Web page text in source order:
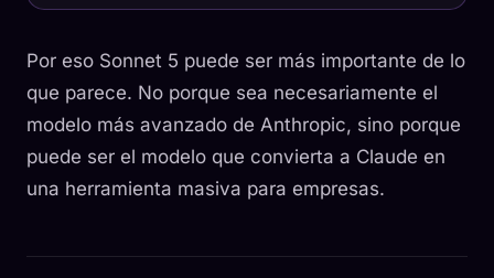
Por eso Sonnet 5 puede ser más importante de lo
que parece. No porque sea necesariamente el
modelo más avanzado de Anthropic, sino porque
puede ser el modelo que convierta a Claude en
una herramienta masiva para empresas.